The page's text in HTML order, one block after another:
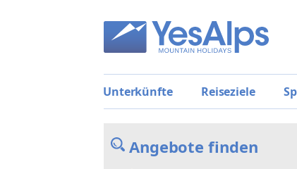
Unterkünfte Reiseziele
Angebote finden